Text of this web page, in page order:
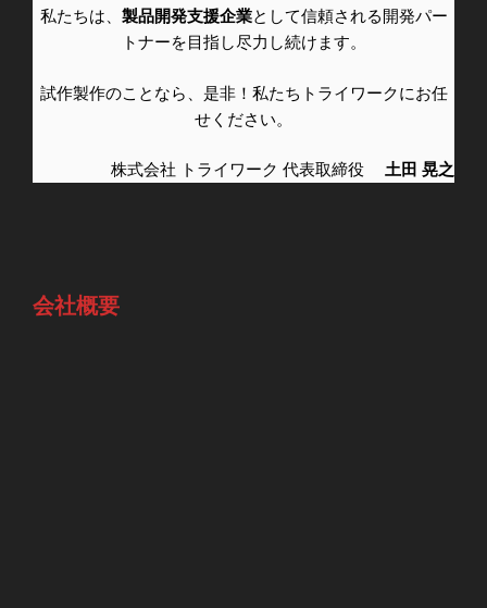
私たちは、 製品開発支援企業として信頼される開発パー
トナーを目指し尽力し続けます。
試作製作のことなら、是非！私たちトライワークにお任
せください。
株式会社 トライワーク 代表取締役 土田 晃之
会社概要